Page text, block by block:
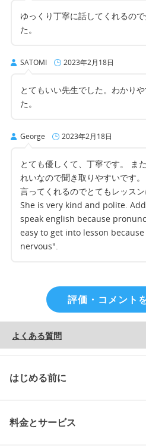
ゆっくり丁寧に話してくれるの
た。
SATOMI 2023年2月18日
とてもいい先生でした。わかり
た。
George 2023年2月18日
とても優しくて、丁寧です。 ま
れいなので聞き取りやすいです
言ってくれるのでとてもレッスン
She is very kind and polite.
speak english because
easy to get into lesson
nervous".
評価・コメント
よくある質問
はじめる前に
料金とサービス